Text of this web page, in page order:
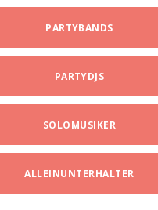
PARTYBANDS
PARTYDJS
SOLOMUSIKER
ALLEINUNTERHALTER